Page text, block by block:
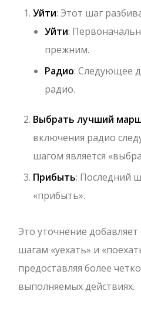
Уйти: Этот шаг
Уйти:
прежним.
Радио: Следующее
радио.
Выбрать лучший
включения радио
шагом является
Прибыть: Последний
«прибыть».
Это уточнение
шагам «уехать» и
предоставляя более
выполняемых действиях.